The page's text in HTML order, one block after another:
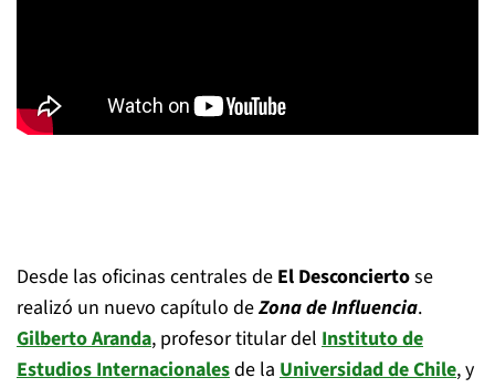
Desde las oficinas centrales de El Desconciertose
realizó un nuevo capítulo deZona de Influencia.
Gilberto Aranda, profesor titular del Instituto de
Estudios Internacionalesde la Universidad de Chile, y